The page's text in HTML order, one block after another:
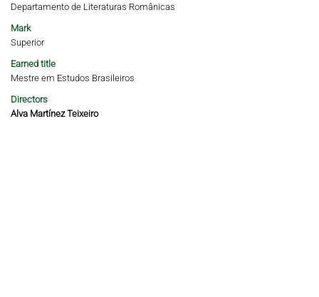
Departamento de Literaturas Românicas
Mark
Superior
Earned title
Mestre em Estudos Brasileiros
Directors
Alva Martínez Teixeiro